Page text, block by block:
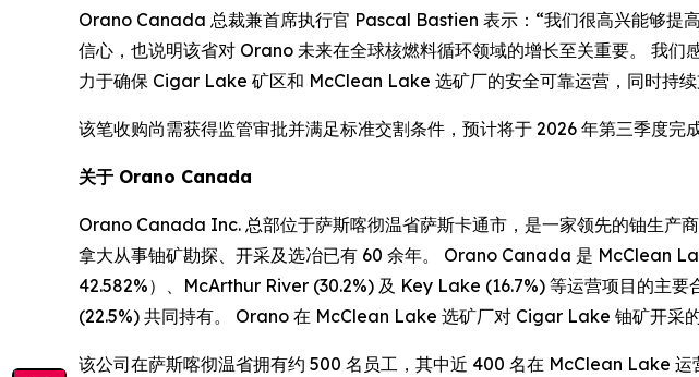
Orano Canada 总裁兼首席执行官 Pascal Bastien 表示：“我们很高兴能够提
信心，也说明该省对 Orano 未来在全球核燃料循环领域的增长至关重要。 我
力于确保 Cigar Lake 矿区和 McClean Lake 选矿厂的安全可靠运营，同时持
该笔收购尚需获得监管审批并满足标准交割条件，预计将于 2026 年第三季度完成
关于 Orano Canada
Orano Canada Inc. 总部位于萨斯喀彻温省萨斯卡通市，是一家领先的铀生产
拿大从事铀矿勘探、开采及选冶已有 60 余年。 Orano Canada 是 McClean
42.582%）、McArthur River (30.2%) 及 Key Lake (16.7%) 等运营项目的主
(22.5%) 共同持有。 Orano 在 McClean Lake 选矿厂对 Cigar Lake 铀矿开采的
该公司在萨斯喀彻温省拥有约 500 名员工，其中近 400 名在 McClean Lake